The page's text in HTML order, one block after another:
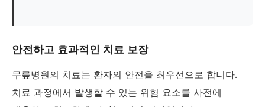
안전하고 효과적인 치료 보장
무릎병원의 치료는 환자의 안전을 최우선으로 합니다.
치료 과정에서 발생할 수 있는 위험 요소를 사전에